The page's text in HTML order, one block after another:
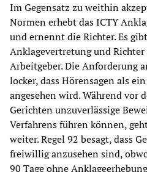
Im Gegensatz zu weithin
Normen erhebt das ICTY
und ernennt die Richter. Es
Anklagevertretung und
Arbeitgeber. Die Anforderung
locker, dass Hörensagen als
angesehen wird. Während vor
Gerichten unzuverlässige
Verfahrens führen können,
weiter. Regel 92 besagt, dass
freiwillig anzusehen sind,
90 Tage ohne